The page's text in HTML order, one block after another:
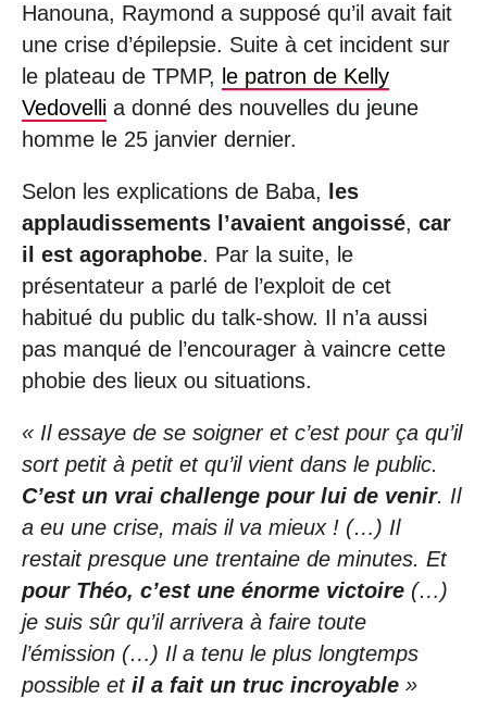
Hanouna, Raymond a supposé qu’il avait fait
une crise d’épilepsie. Suite à cet incident sur
le plateau de TPMP, le patron de Kelly
Vedovelli a donné des nouvelles du jeune
homme le 25 janvier dernier.
Selon les explications de Baba,
les
applaudissements l’avaient angoissé, car
il est agoraphobe. Par la suite, le
présentateur a parlé de l’exploit de cet
habitué du public du talk-show. Il n’a aussi
pas manqué de l’encourager à vaincre cette
phobie des lieux ou situations.
« Il essaye de se soigner et c’est pour ça qu’il
sort petit à petit et qu’il vient dans le public.
C’est un vrai challenge pour lui de venir. Il
a eu une crise, mais il va mieux ! (…) Il
restait presque une trentaine de minutes. Et
pour Théo, c’est une énorme victoire (…)
je suis sûr qu’il arrivera à faire toute
l’émission (…) Il a tenu le plus longtemps
possible et il a fait un truc incroyable »